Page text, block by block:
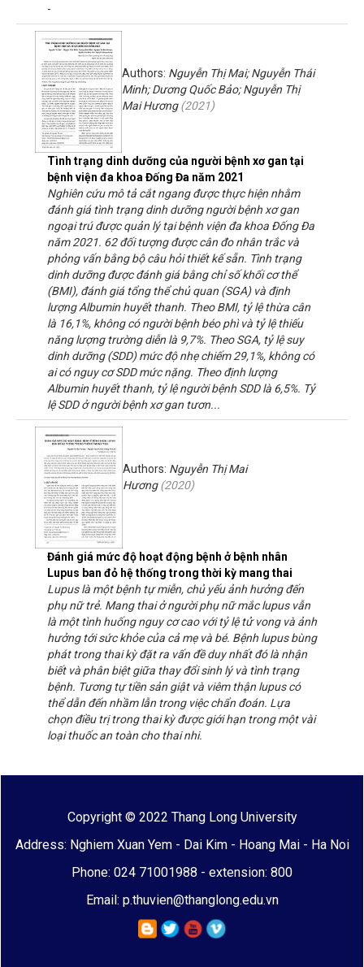
-
Tình trạng dinh dưỡng của người bệnh xơ gan tại
bệnh viện đa khoa Đống Đa năm 2021
Authors: Nguyễn Thị Mai; Nguyễn Thái
Minh; Dương Quốc Bảo; Nguyễn Thị
Mai Hương(2021)
Nghiên cứu mô tả cắt ngang được thực hiện nhằm
đánh giá tình trạng dinh dưỡng người bệnh xơ gan
ngoại trú được quản lý tại bệnh viện đa khoa Đống Đa
năm 2021. 62 đối tượng được cân đo nhân trắc và
phỏng vấn bằng bộ câu hỏi thiết kế sẵn. Tình trạng
dinh dưỡng được đánh giá bằng chỉ số khối cơ thể
(BMI), đánh giá tổng thể chủ quan (SGA) và định
lượng Albumin huyết thanh. Theo BMI, tỷ lệ thừa cân
là 16,1%, không có người bệnh béo phì và tỷ lệ thiếu
năng lượng trường diễn là 9,7%. Theo SGA, tỷ lệ suy
dinh dưỡng (SDD) mức độ nhẹ chiếm 29,1%, không có
ai có nguy cơ SDD mức nặng. Theo định lượng
Albumin huyết thanh, tỷ lệ người bệnh SDD là 6,5%. Tỷ
lệ SDD ở người bệnh xơ gan tươn...
Đánh giá mức độ hoạt động bệnh ở bệnh nhân
Lupus ban đỏ hệ thống trong thời kỳ mang thai
Authors: Nguyễn Thị Mai
Hương(2020)
Lupus là một bệnh tự miễn, chủ yếu ảnh hưởng đến
phụ nữ trẻ. Mang thai ở người phụ nữ mắc lupus vẫn
là một tình huống nguy cơ cao với tỷ lệ tử vong và ảnh
hưởng tới sức khỏe của cả mẹ và bé. Bệnh lupus bùng
phát trong thai kỳ đặt ra vấn đề duy nhất đó là nhận
biết và phân biệt giữa thay đổi sinh lý và tình trạng
bệnh. Tương tự tiền sản giật và viêm thận lupus có
thể dẫn đến nhầm lẫn trong việc chẩn đoán. Lựa
chọn điều trị trong thai kỳ được giới hạn trong một vài
loại thuốc an toàn cho thai nhi.
Copyright © 2022 Thang Long University
Address: Nghiem Xuan Yem - Dai Kim - Hoang Mai - Ha Noi
Phone: 024 71001988 - extension: 800
Email: p.thuvien@thanglong.edu.vn